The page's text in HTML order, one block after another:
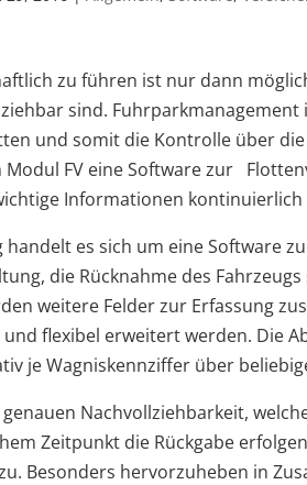
zu führen ist nur dann
sind.
und somit die Kontrolle über
Modul FV eine Software zur
Informationen kontinuierlich
es sich um eine Software
die Rücknahme des
weitere Felder zur Erfassung
flexibel erweitert werden. Die
je Wagniskennziffer über
Nachvollziehbarkeit,
Zeitpunkt die Rückgabe
Besonders hervorzuheben in